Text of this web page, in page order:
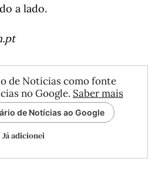
a lado.
de Notícias como fonte
no Google. Saber mais
de Notícias ao Google
Já adicionei